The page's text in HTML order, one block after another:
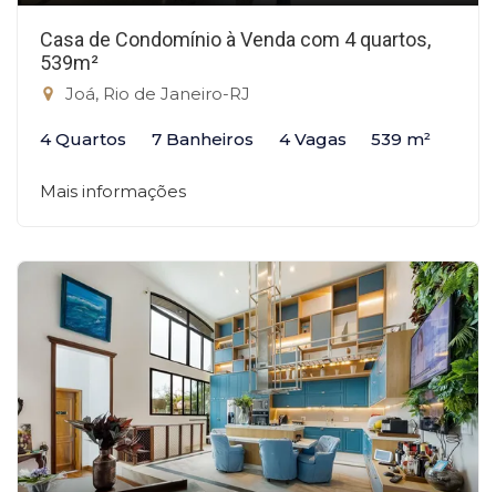
Casa de Condomínio à Venda com 4 quartos,
539m²
Joá, Rio de Janeiro-RJ
4 Quartos 7 Banheiros 4 Vagas 539 m²
Mais informações